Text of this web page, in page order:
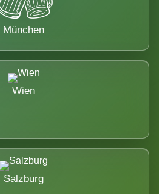
München
Wien
Salzburg